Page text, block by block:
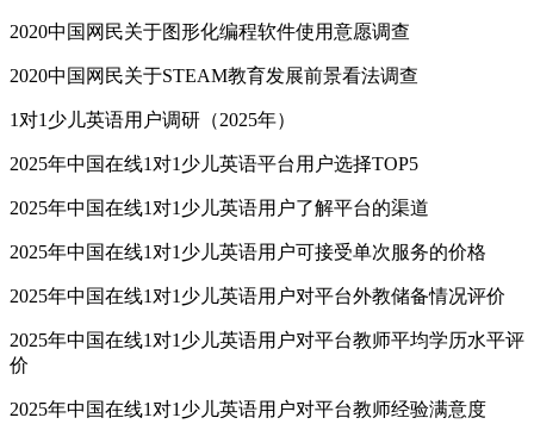
2020中国网民关于图形化编程软件使用意愿调查
2020中国网民关于STEAM教育发展前景看法调查
1对1少儿英语用户调研（2025年）
2025年中国在线1对1少儿英语平台用户选择TOP5
2025年中国在线1对1少儿英语用户了解平台的渠道
2025年中国在线1对1少儿英语用户可接受单次服务的价格
2025年中国在线1对1少儿英语用户对平台外教储备情况评价
2025年中国在线1对1少儿英语用户对平台教师平均学历水平评
价
2025年中国在线1对1少儿英语用户对平台教师经验满意度